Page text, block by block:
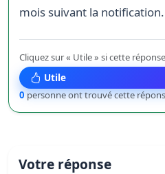
mois suivant la notification.
Cliquez sur « Utile » si cette
Utile
0personne ont trouvé cette
Votre réponse